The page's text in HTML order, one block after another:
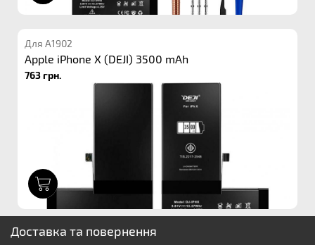
Для A1902
Apple iPhone X (DEJI) 3500 mAh
763 грн.
Доставка та повернення